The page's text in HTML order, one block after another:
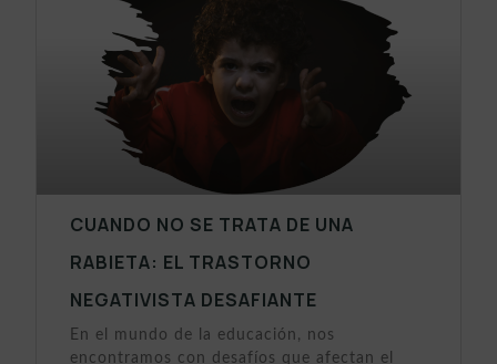
CUANDO NO SE TRATA DE UNA
RABIETA: EL TRASTORNO
NEGATIVISTA DESAFIANTE
En el mundo de la educación, nos
encontramos con desafíos que afectan el